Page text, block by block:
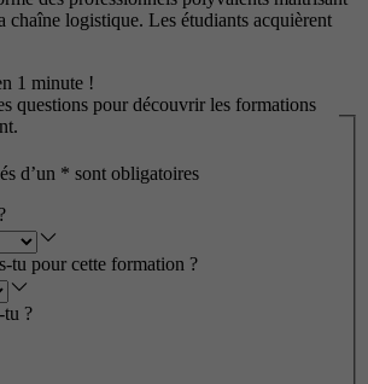
chaîne logistique. Les étudiants acquièrent
1 minute !
questions pour découvrir les formations
d’un * sont obligatoires
tu pour cette formation ?
tu ?